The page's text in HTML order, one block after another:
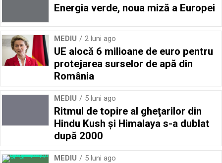
Energia verde, noua miză a Europei
MEDIU 2 luni ago
UE alocă 6 milioane de euro pentru
protejarea surselor de apă din
România
MEDIU 5 luni ago
Ritmul de topire al gheţarilor din
Hindu Kush şi Himalaya s-a dublat
după 2000
MEDIU 5 luni ago